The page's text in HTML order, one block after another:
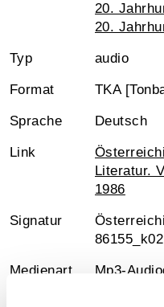
20.
20.
Typ audio
Format TKA
Sprache Deutsch
Link
Literatur.
1986
Signatur
86155_k02
Medienart Mp3-